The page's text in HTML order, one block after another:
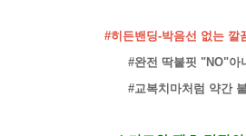
#히든밴딩-박음선 없는 깔
#완전 딱붙핏 "NO"아
#교복치마처럼 약간